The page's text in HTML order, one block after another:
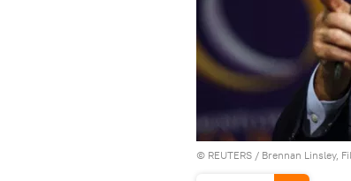
© REUTERS / Brennan Linsley,